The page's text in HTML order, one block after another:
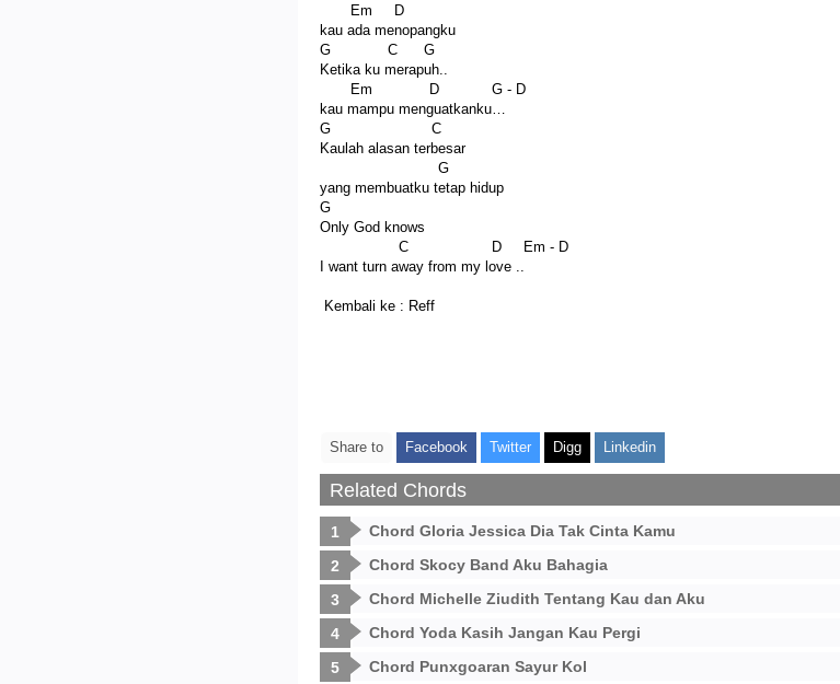
Em D
kau ada menopangku
G C G
Ketika ku merapuh..
Em D G - D
kau mampu menguatkanku…
G C
Kaulah alasan terbesar
G
yang membuatku tetap hidup
G
Only God knows
C D Em - D
I want turn away from my love ..
Kembali ke : Reff
Share to Facebook Twitter Digg Linkedin
Related Chords
Chord Gloria Jessica Dia Tak Cinta Kamu
Chord Skocy Band Aku Bahagia
Chord Michelle Ziudith Tentang Kau dan Aku
Chord Yoda Kasih Jangan Kau Pergi
Chord Punxgoaran Sayur Kol